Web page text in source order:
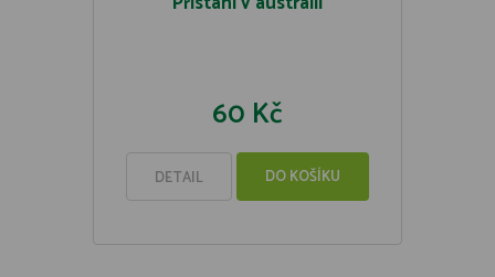
60 Kč
DETAIL DO KOŠÍKU